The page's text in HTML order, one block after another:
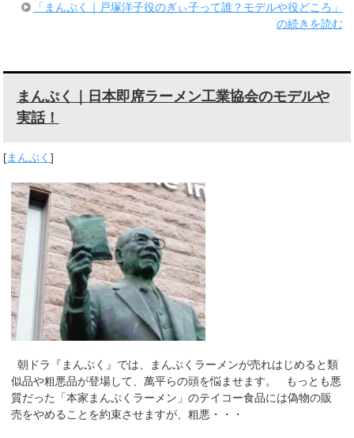
「まんぷく｜戸塚洋子役のぎぃ子って誰？モデルや役どころ」
の続きを読む
まんぷく｜日本即席ラーメン工業協会のモデルや
実話！
[まんぷく]
朝ドラ『まんぷく』では、まんぷくラーメンが売れはじめると類
似品や粗悪品が登場して、萬平らの頭を悩ませます。 もっとも悪
質だった「本家まんぷくラーメン」のテイコー食品には偽物の販
売をやめることを約束させますが、粗悪・・・